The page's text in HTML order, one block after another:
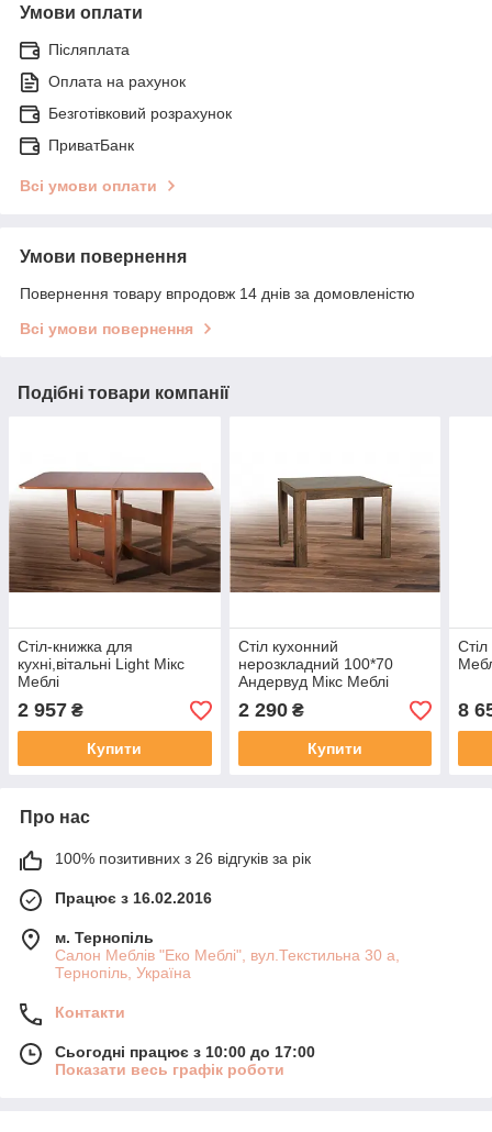
Умови оплати
Післяплата
Оплата на рахунок
Безготівковий розрахунок
ПриватБанк
Всі умови оплати
Умови повернення
Повернення товару впродовж 14 днів за домовленістю
Всі умови повернення
Подібні товари компанії
Стіл-книжка для
кухні,вітальні Light Мікс
Меблі
2 957 ₴
Купити
Стіл кухонний
нерозкладний 100*70
Андервуд Мікс Меблі
2 290₴
Купити
8
Про нас
100% позитивних з 26 відгуків за рік
Працює з 16.02.2016
м. Тернопіль
Салон Меблів "Еко Меблі", вул.Текстильна 30 а,
Тернопіль, Україна
Контакти
Сьогодні працює з 10:00 до 17:00
Показати весь графік роботи